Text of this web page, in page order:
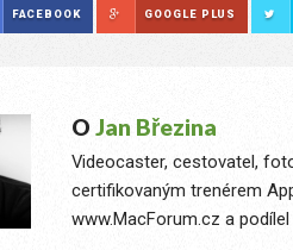
FACEBOOK GOOGLE PLUS
O Jan Březina
Videocaster, cestovatel,
certifikovaným trenérem
www.MacForum.cz a